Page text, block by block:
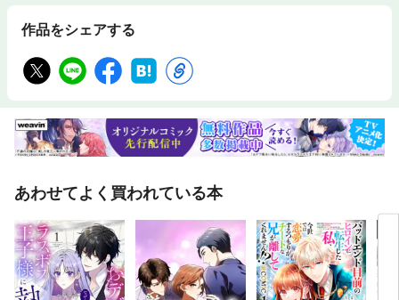
作品をシェアする
あわせてよく買われている本